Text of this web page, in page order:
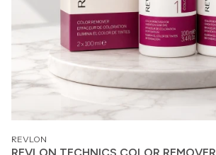
PRODUCENT
REVLON